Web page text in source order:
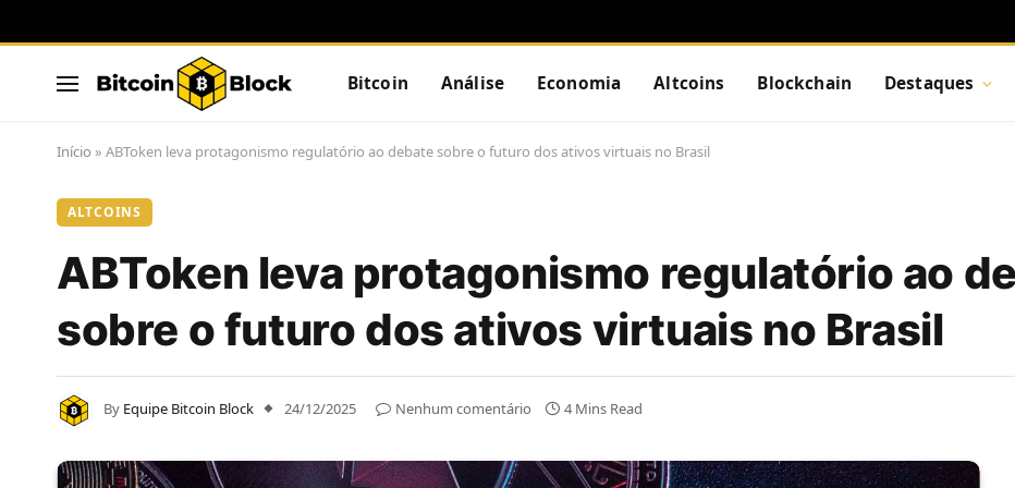
Bitcoin Análise Economia Altcoins Blockchain Destaques
Início » ABToken leva protagonismo regulatório ao debate sobre o futuro dos ativos virtuais no Brasil
ALTCOINS
ABToken leva protagonismo regulatório ao
sobre o futuro dos ativos virtuais no Brasil
By Equipe Bitcoin Block 24/12/2025 Nenhum comentário 4 Mins Read